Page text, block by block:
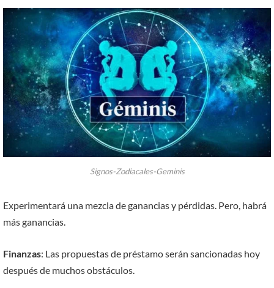
Signos-Zodiacales-Geminis
Experimentará una mezcla de ganancias y pérdidas. Pero, habrá
más ganancias.
Finanzas: Las propuestas de préstamo serán sancionadas hoy
después de muchos obstáculos.